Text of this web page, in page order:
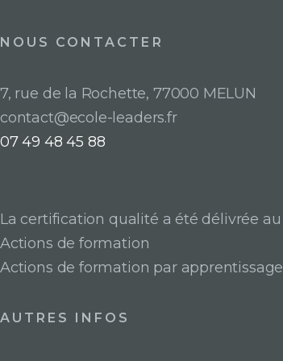
NOUS CONTACTER
7, rue de la Rochette, 77000 MELUN
contact@ecole-leaders.fr
07 49 48 45 88
La certification qualité a été délivrée
Actions de formation
Actions de formation par apprentissage
AUTRES INFOS